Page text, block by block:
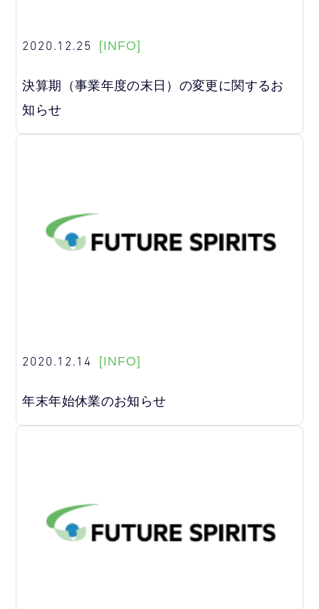
2020.12.25 [INFO]
決算期（事業年度の末日）の変更に関するお
知らせ
2020.12.14 [INFO]
年末年始休業のお知らせ